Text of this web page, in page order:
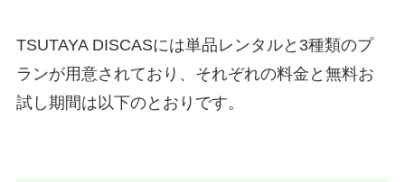
TSUTAYA DISCASには単品レンタルと3種類のプ
ランが用意されており、それぞれの料金と無料お
試し期間は以下のとおりです。